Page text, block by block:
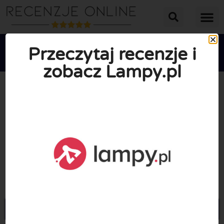

Przeczytaj recenzje i
zobacz Lampy.pl